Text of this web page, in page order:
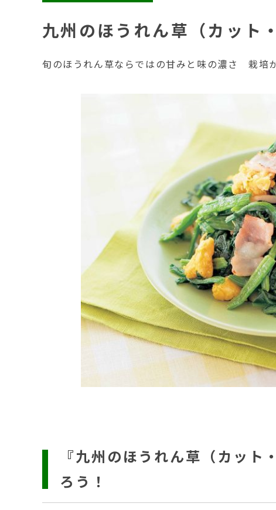
九州のほうれん草（カット
旬のほうれん草ならではの甘みと味の濃さ 栽培
『九州のほうれん草（カット
ろう！